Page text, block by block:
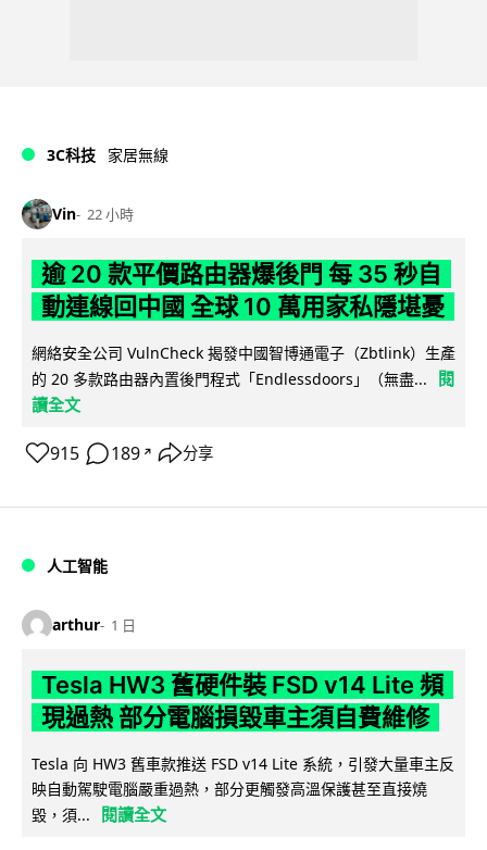
3C科技 家居無線
Vin 22 小時
逾 20 款平價路由器爆後門 每 35 秒自
動連線回中國 全球 10 萬用家私隱堪憂
網絡安全公司 VulnCheck 揭發中國智博通電子（Zbtlink）生產
的 20 多款路由器內置後門程式「Endlessdoors」（無盡...
閱
讀全文
915 189 ↗ 分享
人工智能
arthur 1 日
Tesla HW3 舊硬件裝 FSD v14 Lite 頻
現過熱 部分電腦損毀車主須自費維修
Tesla 向 HW3 舊車款推送 FSD v14 Lite 系統，引發大量車主反
映自動駕駛電腦嚴重過熱，部分更觸發高溫保護甚至直接燒
毀，須...
閱讀全文